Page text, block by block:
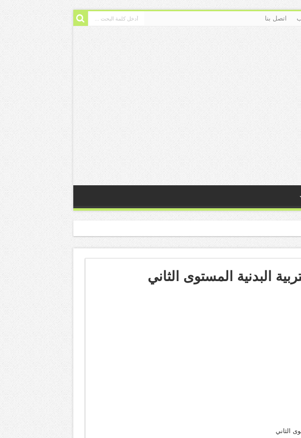
اتصل بنا
البدنية المستوى الثاني
الثاني